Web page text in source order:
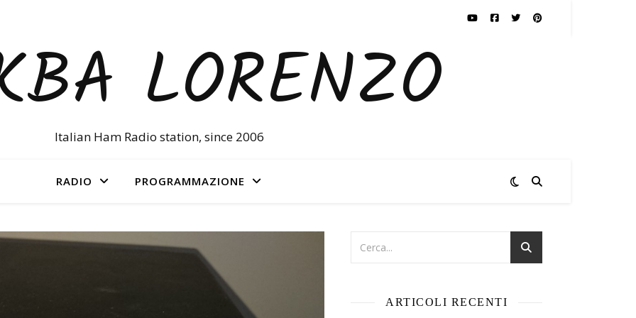
LORENZO
Italian Ham Radio station, since 2006
RADIO PROGRAMMAZIONE
ARTICOLI RECENTI